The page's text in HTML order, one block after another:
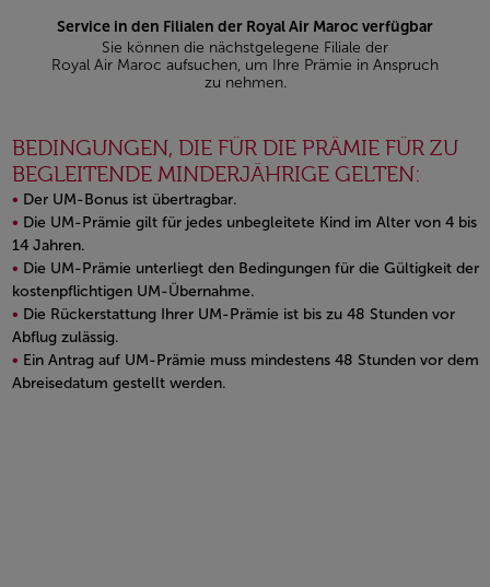
Service in den Filialen der Royal Air Maroc verfügbar
Sie können die nächstgelegene Filiale der
Royal Air Maroc aufsuchen, um Ihre Prämie in Anspruch
zu nehmen.
BEDINGUNGEN, DIE FÜR DIE PRÄMIE FÜR ZU
BEGLEITENDE MINDERJÄHRIGE GELTEN:
Der UM-Bonus ist übertragbar.
Die UM-Prämie gilt für jedes unbegleitete Kind im Alter von 4 bis
14 Jahren.
Die UM-Prämie unterliegt den Bedingungen für die Gültigkeit der
kostenpflichtigen UM-Übernahme.
Die Rückerstattung Ihrer UM-Prämie ist bis zu 48 Stunden vor
Abflug zulässig.
Ein Antrag auf UM-Prämie muss mindestens 48 Stunden vor dem
Abreisedatum gestellt werden.